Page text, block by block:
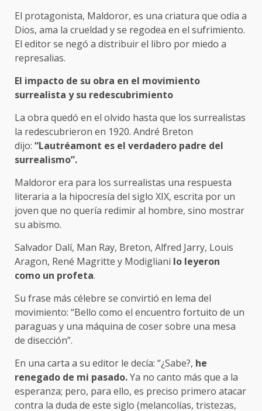
El protagonista, Maldoror, es una criatura que odia a
Dios, ama la crueldad y se regodea en el sufrimiento.
El editor se negó a distribuir el libro por miedo a
represalias.
El impacto de su obra en el movimiento
surrealista y su redescubrimiento
La obra quedó en el olvido hasta que los surrealistas
la redescubrieron en 1920. André Breton
dijo: “Lautréamont es el verdadero padre del
surrealismo”.
Maldoror era para los surrealistas una respuesta
literaria a la hipocresía del siglo XIX, escrita por un
joven que no quería redimir al hombre, sino mostrar
su abismo.
Salvador Dalí, Man Ray, Breton, Alfred Jarry, Louis
Aragon, René Magritte y Modigliani lo leyeron
como un profeta.
Su frase más célebre se convirtió en lema del
movimiento: “Bello como el encuentro fortuito de un
paraguas y una máquina de coser sobre una mesa
de disección”.
En una carta a su editor le decía: “¿Sabe?, he
renegado de mi pasado.Ya no canto más que a la
esperanza; pero, para ello, es preciso primero atacar
contra la duda de este siglo (melancolías, tristezas,